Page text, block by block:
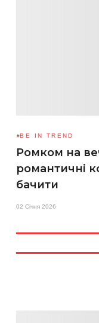
BE IN TREND
Ромком на
романтичні
бачити
02 Січня 2026